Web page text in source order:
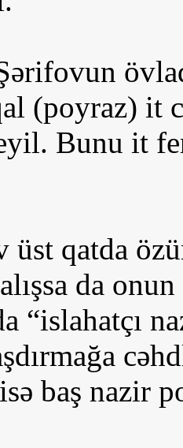
(poyraz) it
Bunu it
qatda
da
“islahatçı
baş nazir